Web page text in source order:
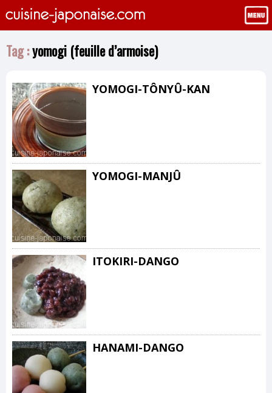
Tag :yomogi (feuille d’armoise)
YOMOGI-TÔNYÛ-KAN
YOMOGI-MANJÛ
ITOKIRI-DANGO
HANAMI-DANGO